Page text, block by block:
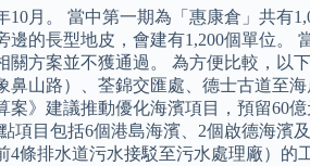
10月。 當中第一期為「惠康倉」共有
邊的長型地皮，會建有1,200個單位。
方案並不獲通過。 為方便比較，以
山路）、荃錦交匯處、德士古道至海
》建議推動優化海濱項目，預留60
項目包括6個港島海濱、2個啟德海濱
條排水道污水接駁至污水處理廠）的